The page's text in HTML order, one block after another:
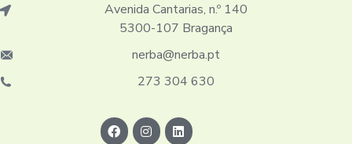
Avenida Cantarias, n.º 140
5300-107 Bragança
nerba@nerba.pt
273 304 630